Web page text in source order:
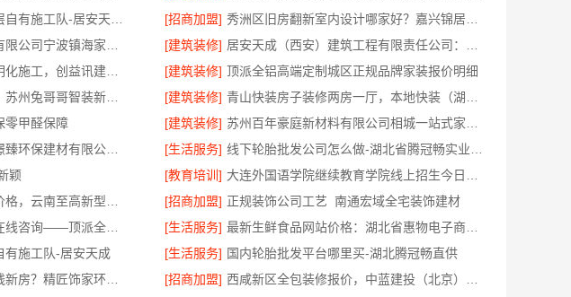
[招商加盟]
[建筑装修]
[建筑装修] 顶派全铝高端定制城区正规品牌家装报价明细
[建筑装修]
零甲醛保障 [建筑装修]
[生活服务]
颖 [教育培训]
[招商加盟] 正规装饰公司工艺_南通宏域全宅装饰建材
[生活服务]
有施工队-居安天成 [生活服务] 国内轮胎批发平台哪里买-湖北腾冠畅直供
[招商加盟]